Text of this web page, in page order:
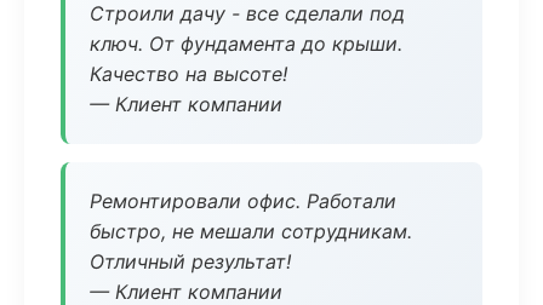
Строили дачу - все сделали под
ключ. От фундамента до крыши.
Качество на высоте!
— Клиент компании
Ремонтировали офис. Работали
быстро, не мешали сотрудникам.
Отличный результат!
— Клиент компании